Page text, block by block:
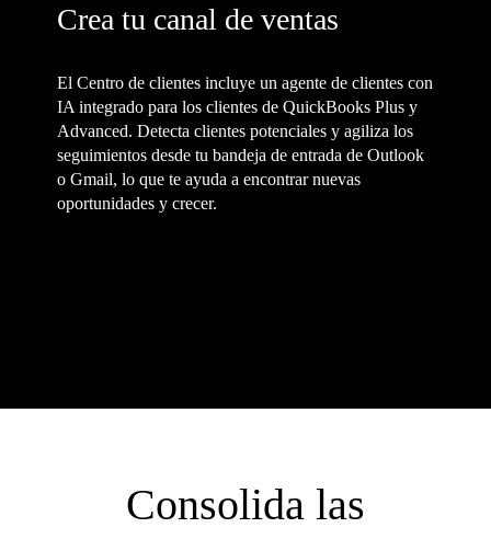
Crea tu canal de ventas
El Centro de clientes incluye un agente de clientes con
IA integrado para los clientes de QuickBooks Plus y
Advanced. Detecta clientes potenciales y agiliza los
seguimientos desde tu bandeja de entrada de Outlook
o Gmail, lo que te ayuda a encontrar nuevas
oportunidades y crecer.
Consolida las